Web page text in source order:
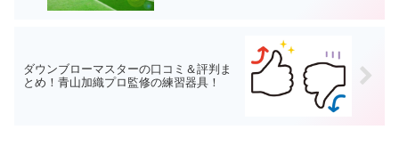
ダウンブローマスターの口コミ＆評判ま
とめ！青山加織プロ監修の練習器具！